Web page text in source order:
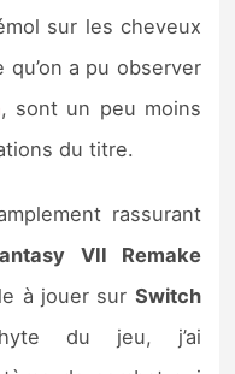
sur les cheveux
qu’on a pu observer
, sont un peu moins
du titre.
rassurant
VII Remake
à jouer sur Switch
du jeu, j’ai